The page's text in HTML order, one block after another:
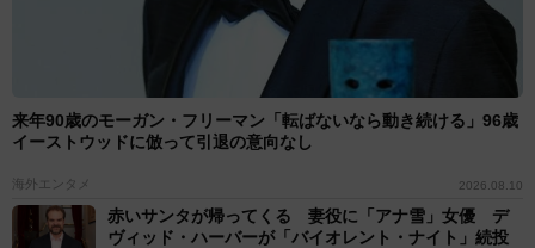
来年90歳のモーガン・フリーマン「転ばないなら動き続ける」96歳
イーストウッドに倣って引退の意向なし
海外エンタメ 2026.08.10
赤いサンタが帰ってくる 妻役に「アナ雪」女優 デ
ヴィッド・ハーバーが「バイオレント・ナイト」続投